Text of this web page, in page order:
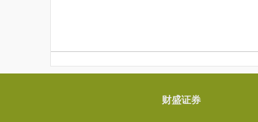
财盛证券